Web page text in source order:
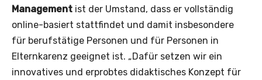
Management ist der Umstand, dass er vollständig
online-basiert stattfindet und damit insbesondere
für berufstätige Personen und für Personen in
Elternkarenz geeignet ist. „Dafür setzen wir ein
innovatives und erprobtes didaktisches Konzept für